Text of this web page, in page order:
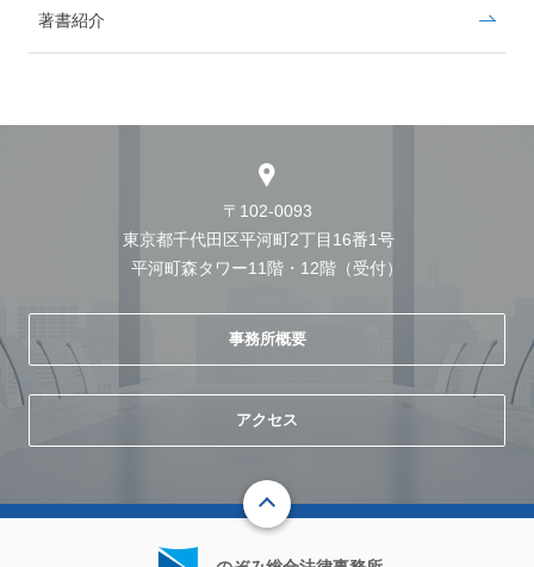
著書紹介
〒102-0093
東京都千代田区平河町2丁目16番1号
平河町森タワー11階・12階（受付）
事務所概要
アクセス